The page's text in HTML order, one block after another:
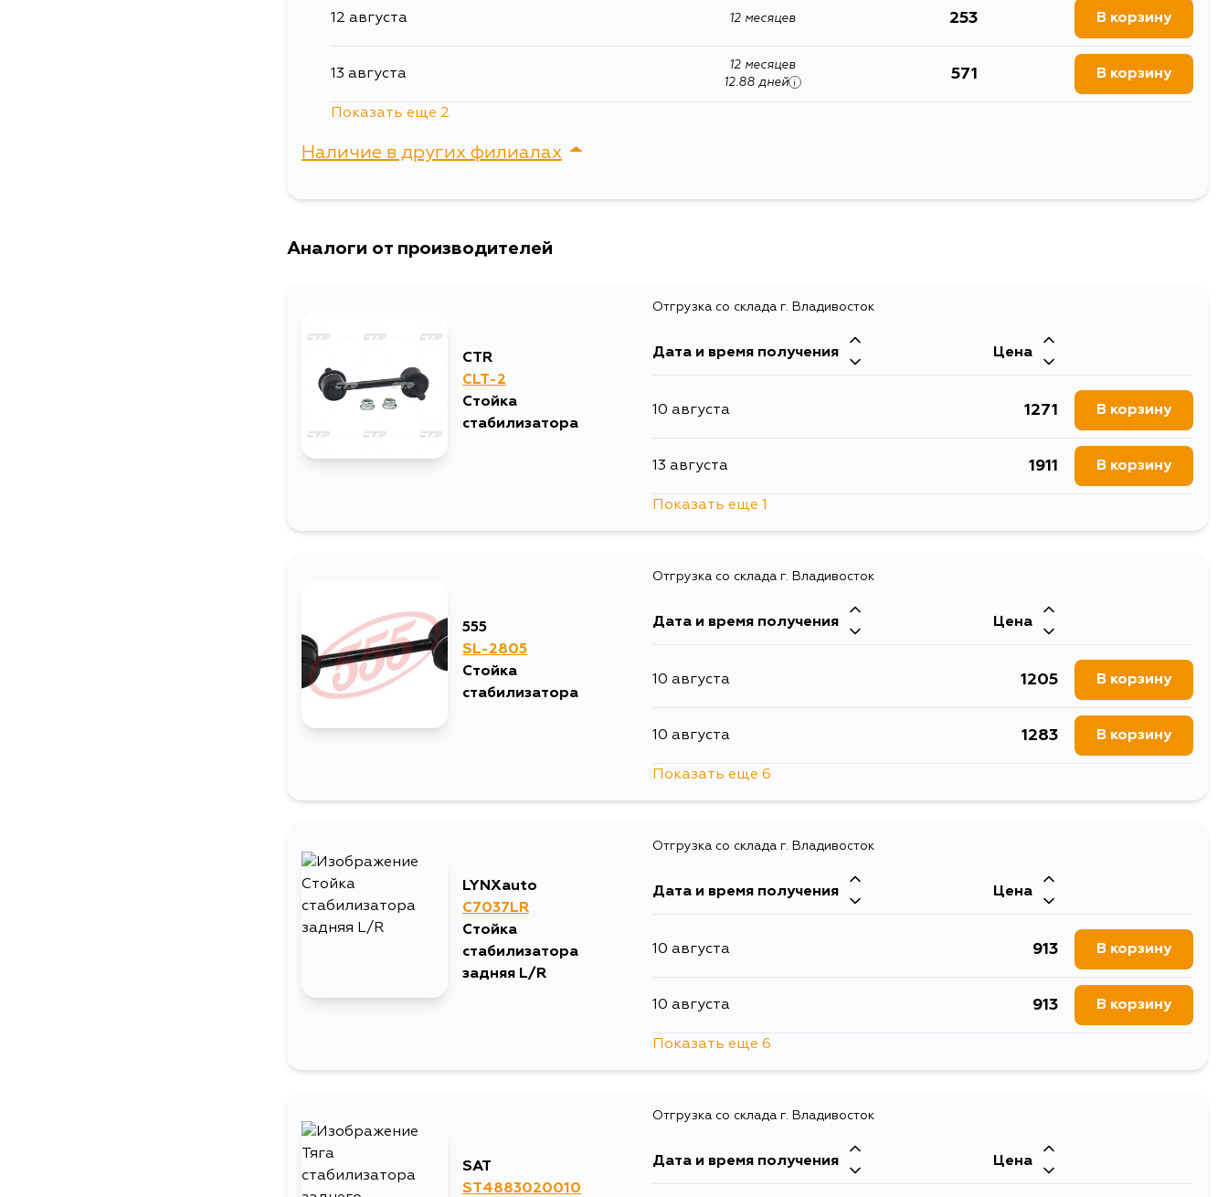
12 августа 12 месяцев 253 В корзину
13 августа
12 месяцев
12.88 дней
i
571 В корзину
Показать еще 2
Наличие в других филиалах
Аналоги от производителей
CTR
CLT-2
Стойка
стабилизатора
Отгрузка со склада г. Владивосток
Дата и время получения Цена
10 августа 1271 В корзину
13 августа 1911 В корзину
Показать еще 1
555
SL-2805
Стойка
стабилизатора
Отгрузка со склада г. Владивосток
Дата и время получения Цена
10 августа 1205 В корзину
10 августа 1283 В корзину
13 августа
15 августа 1508
18 августа 1283 В корзину
30 августа 1420 В корзину
30 августа 1422 В корзину
Показать еще 6
LYNXauto
C7037LR
Стойка
стабилизатора
задняя L/R
Отгрузка со склада г. Владивосток
Дата и время получения Цена
10 августа 913 В корзину
10 августа 913 В корзину
13 августа
15 августа 913
Показать еще 6
SAT
ST4883020010
Отгрузка со склада г. Владивосток
Дата и время получения Цена